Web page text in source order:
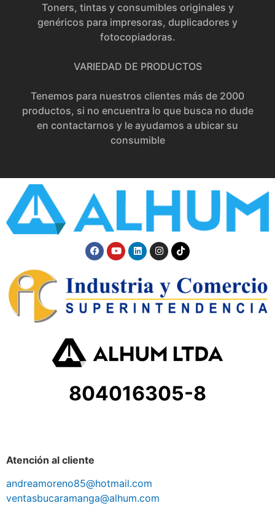
Toners, tintas y consumibles originales y
genéricos para impresoras, duplicadores y
fotocopiadoras.
VARIEDAD DE PRODUCTOS
Tenemos para nuestros clientes más de 2000
productos, si no encuentra lo que busca no dude
en contactarnos y le ayudamos a ubicar su
consumible
804016305-8
Atención al cliente
andreamoreno85@hotmail.com
ventasbucaramanga@alhum.com